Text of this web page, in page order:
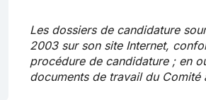
Les dossiers de candidature
2003 sur son site Internet,
procédure de candidature ; en
documents de travail du Comité